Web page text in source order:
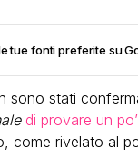
tue fonti preferite su
sono stati
di provare un
come rivelato al